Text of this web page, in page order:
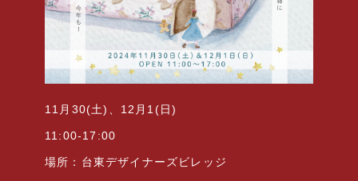
11月30(土)、12月1(日)
11:00-17:00
場所：台東デザイナーズビレッジ